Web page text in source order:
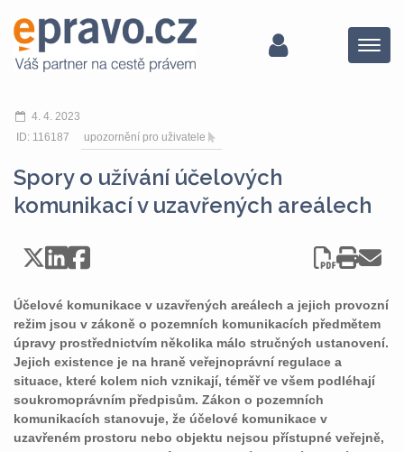
Menu
4. 4. 2023
ID: 116187
upozornění pro uživatele
Spory o užívání účelových
komunikací v uzavřených areálech
Účelové komunikace v uzavřených areálech a jejich provozní
režim jsou v zákoně o pozemních komunikacích předmětem
úpravy prostřednictvím několika málo stručných ustanovení.
Jejich existence je na hraně veřejnoprávní regulace a
situace, které kolem nich vznikají, téměř ve všem podléhají
soukromoprávním předpisům. Zákon o pozemních
komunikacích stanovuje, že účelové komunikace v
uzavřeném prostoru nebo objektu nejsou přístupné veřejně,